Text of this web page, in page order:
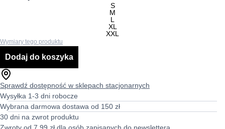
S
M
L
XL
XXL
Wymiary tego produktu
Dodaj do koszyka
Sprawdź dostępność w sklepach stacjonarnych
Wysyłka 1-3 dni robocze
Wybrana darmowa dostawa od 150 zł
30 dni na zwrot produktu